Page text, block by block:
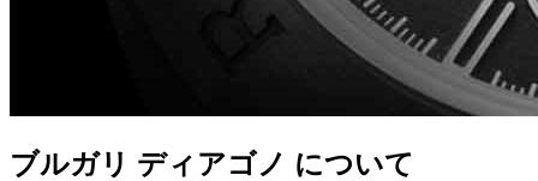
ブルガリ ディアゴノ について